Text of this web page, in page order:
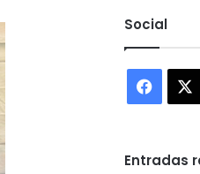
Social
Entradas